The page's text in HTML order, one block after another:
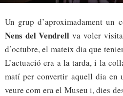
Un grup d’aproximadament un
Nens del Vendrell va voler
d’octubre, el mateix dia que
L’actuació era a la tarda, i la
matí per convertir aquell dia en
veure com era el Museu i, dies